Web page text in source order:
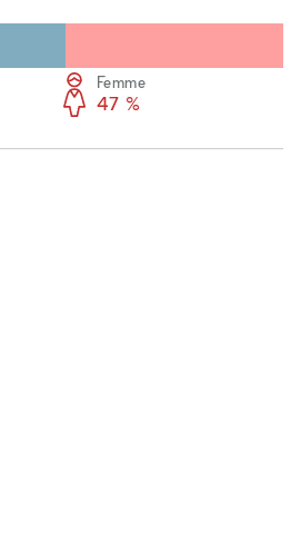
Femme
47 %